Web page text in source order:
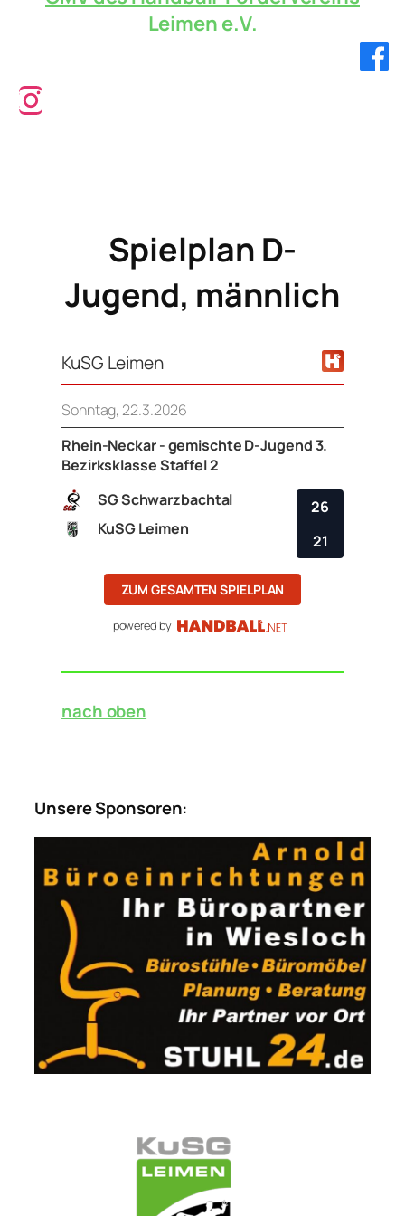
Leimen e.V.
Verbandsliga!
Spielplan D-
Jugend, männlich
KuSG Leimen
Sonntag, 22.3.2026
Rhein-Neckar - gemischte D-Jugend 3.
Bezirksklasse Staffel 2
SG Schwarzbachtal
KuSG Leimen
26
21
ZUM GESAMTEN SPIELPLAN
powered by
nach oben
Unsere Sponsoren: